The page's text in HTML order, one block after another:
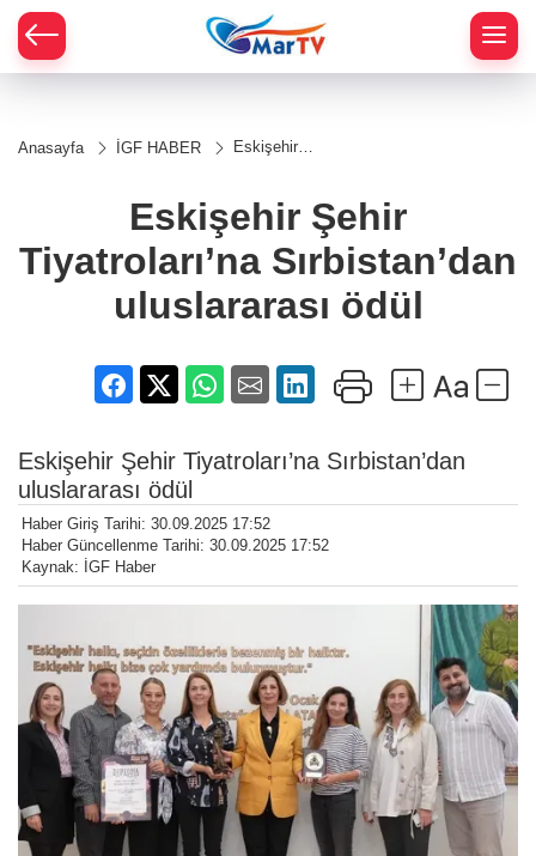
Anasayfa İGF HABER
Eskişehir
Sırbistan’dan
uluslararası
Eskişehir Şehir
Tiyatroları’na Sırbistan’dan
uluslararası ödül
Eskişehir Şehir Tiyatroları’na Sırbistan’dan
uluslararası ödül
Haber Giriş Tarihi: 30.09.2025 17:52
Haber Güncellenme Tarihi: 30.09.2025 17:52
Kaynak: İGF Haber